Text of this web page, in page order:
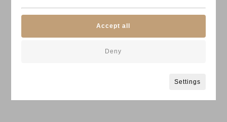
Naczynia i przybory kuchenne
Settings
Deny
Accept all